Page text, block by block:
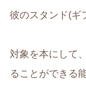
彼のスタンド(ギ
対象を本にして
ることができる